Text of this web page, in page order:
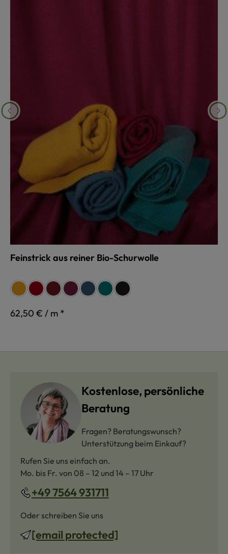
Feinstrick aus reiner Bio-Schurwolle
Farbe auswählen
curry rot weinrotbeere jeans petrol schwarz
62,50 € / m *
Kostenlose, persönliche
Beratung
Fragen? Beratungswunsch?
Unterstützung beim Einkauf?
Rufen Sie uns einfach an.
Mo. bis Fr. von 08 – 12 und 14 – 17 Uhr
+49 7564 931711
Oder schreiben Sie uns
[email protected]